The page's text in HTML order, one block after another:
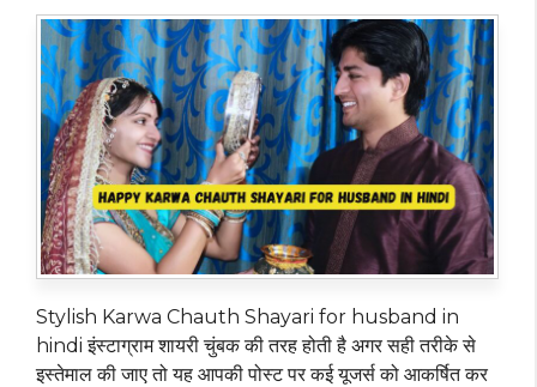
Stylish Karwa Chauth Shayari for husband in
hindi इंस्टाग्राम शायरी चुंबक की तरह होती है अगर सही तरीके से
इस्तेमाल की जाए तो यह आपकी पोस्ट पर कई यूजर्स को आकर्षित कर